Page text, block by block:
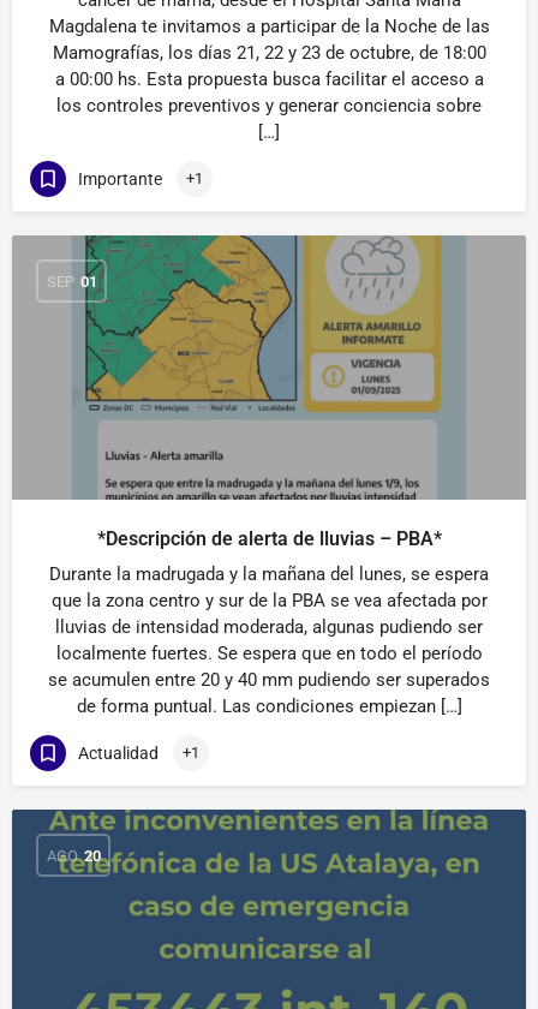
Magdalena te invitamos a participar de la Noche de las
Mamografías, los días 21, 22 y 23 de octubre, de 18:00
a 00:00 hs. Esta propuesta busca facilitar el acceso a
los controles preventivos y generar conciencia sobre
[…]
Importante +1
SEP 01
*Descripción de alerta de lluvias – PBA*
Durante la madrugada y la mañana del lunes, se espera
que la zona centro y sur de la PBA se vea afectada por
lluvias de intensidad moderada, algunas pudiendo ser
localmente fuertes. Se espera que en todo el período
se acumulen entre 20 y 40 mm pudiendo ser superados
de forma puntual. Las condiciones empiezan […]
Actualidad +1
AGO 20